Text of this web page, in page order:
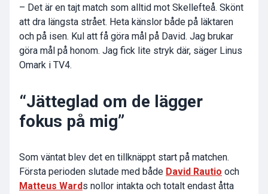
– Det är en tajt match som alltid mot Skellefteå. Skönt
att dra längsta strået. Heta känslor både på läktaren
och på isen. Kul att få göra mål på David. Jag brukar
göra mål på honom. Jag fick lite stryk där, säger Linus
Omark i TV4.
“Jätteglad om de lägger
fokus på mig”
Som väntat blev det en tillknäppt start på matchen.
Första perioden slutade med både David Rautio och
Matteus Wards nollor intakta och totalt endast åtta